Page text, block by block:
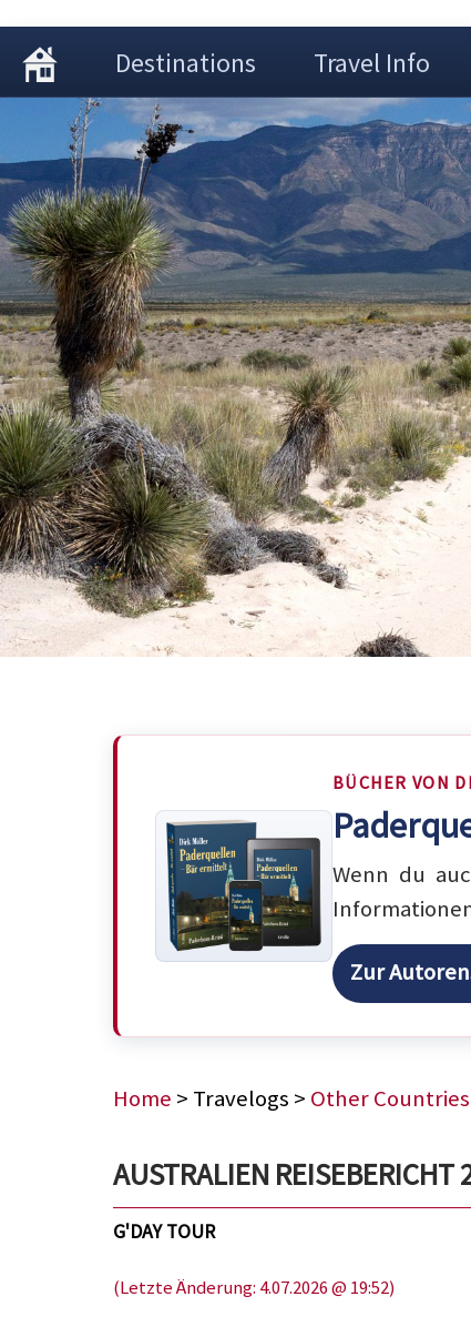
Destinations Travel Info
BÜCHER VON
Wenn du
Zur
Home > Travelogs > Other Countries
AUSTRALIEN
G'DAY TOUR
(Letzte Änderung: 4.07.2026 @ 19:52)